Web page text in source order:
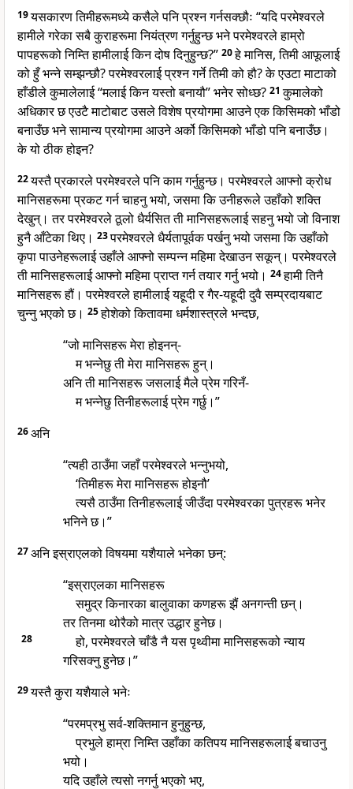
19यसकारण तिमीहरूमध्ये कसैले पनि प्रश्न गर्नसक्छौः “यदि परमेश्वरले
हामीले गरेका सबै कुराहरूमा नियंत्रण गर्नुहुन्छ भने परमेश्वरले हाम्रो
पापहरूको निम्ति हामीलाई किन दोष दिनुहुन्छ?” 20हे मानिस, तिमी आफूलाई
को हुँ भन्ने सम्झन्छौ? परमेश्वरलाई प्रश्न गर्ने तिमी को हौ? के एउटा माटाको
हाँडीले कुमालेलाई “मलाई किन यस्तो बनायौ” भनेर सोध्छ? 21कुमालेको
अधिकार छ एउटै माटोबाट उसले विशेष प्रयोगमा आउने एक किसिमको भाँडो
बनाउँछ भने सामान्य प्रयोगमा आउने अर्को किसिमको भाँडो पनि बनाउँछ।
के यो ठीक होइन?
22यस्तै प्रकारले परमेश्वरले पनि काम गर्नुहुन्छ। परमेश्वरले आफ्नो क्रोध
मानिसहरूमा प्रकट गर्न चाहनु भयो, जसमा कि उनीहरूले उहाँको शक्ति
देखुन्। तर परमेश्वरले ठूलो धैर्यसित ती मानिसहरूलाई सहनु भयो जो विनाश
हुनै आँटेका थिए। 23परमेश्वरले धैर्यतापूर्वक पर्खनु भयो जसमा कि उहाँको
कृपा पाउनेहरूलाई उहाँले आफ्नो सम्पन्न महिमा देखाउन सकून्। परमेश्वरले
ती मानिसहरूलाई आफ्नो महिमा प्राप्त गर्न तयार गर्नु भयो। 24हामी तिनै
मानिसहरू हौं। परमेश्वरले हामीलाई यहूदी र गैर-यहूदी दुवै सम्प्रदायबाट
चुन्नु भएको छ। 25होशेको कितावमा धर्मशास्त्रले भन्दछ,
“जो मानिसहरू मेरा होइनन्-
म भन्नेछु ती मेरा मानिसहरू हुन्।
अनि ती मानिसहरू जसलाई मैले प्रेम गरिनँ-
म भन्नेछु तिनीहरूलाई प्रेम गर्छु।”
26अनि
“त्यही ठाउँमा जहाँ परमेश्वरले भन्नुभयो,
‘तिमीहरू मेरा मानिसहरू होइनौ’
त्यसै ठाउँमा तिनीहरूलाई जीउँदा परमेश्वरका पुत्रहरू भनेर
भनिने छ।”
27अनि इस्राएलको विषयमा यशैयाले भनेका छन्:
“इस्राएलका मानिसहरू
समुद्र किनारका बालुवाका कणहरू झैं अनगन्ती छन्।
तर तिनमा थोरैको मात्र उद्धार हुनेछ।
28
हो, परमेश्वरले चाँडै नै यस पृथ्वीमा मानिसहरूको न्याय
गरिसक्नु हुनेछ।”
29यस्तै कुरा यशैयाले भनेः
“परमप्रभु सर्व-शक्तिमान हुनुहुन्छ,
प्रभुले हाम्रा निम्ति उहाँका कतिपय मानिसहरूलाई बचाउनु
भयो।
यदि उहाँले त्यसो नगर्नु भएको भए,